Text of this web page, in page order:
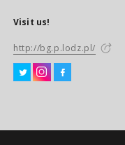
Visit us!
http://bg.p.lodz.pl/